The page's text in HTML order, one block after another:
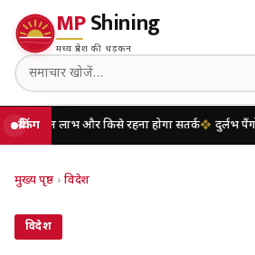
MPShining
मध्य प्रदेश की धड़कन
ब्रेकिंग
और किसे रहना होगा सतर्क दुर्लभ पैंगोलिन
मुख्य पृष्ठ › विदेश
विदेश